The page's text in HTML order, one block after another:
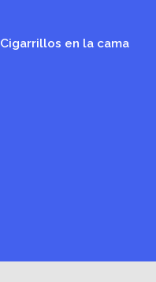
Cigarrillos en la cama